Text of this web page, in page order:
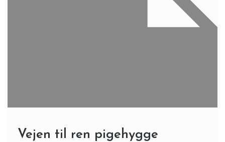
Vejen til ren pigehygge